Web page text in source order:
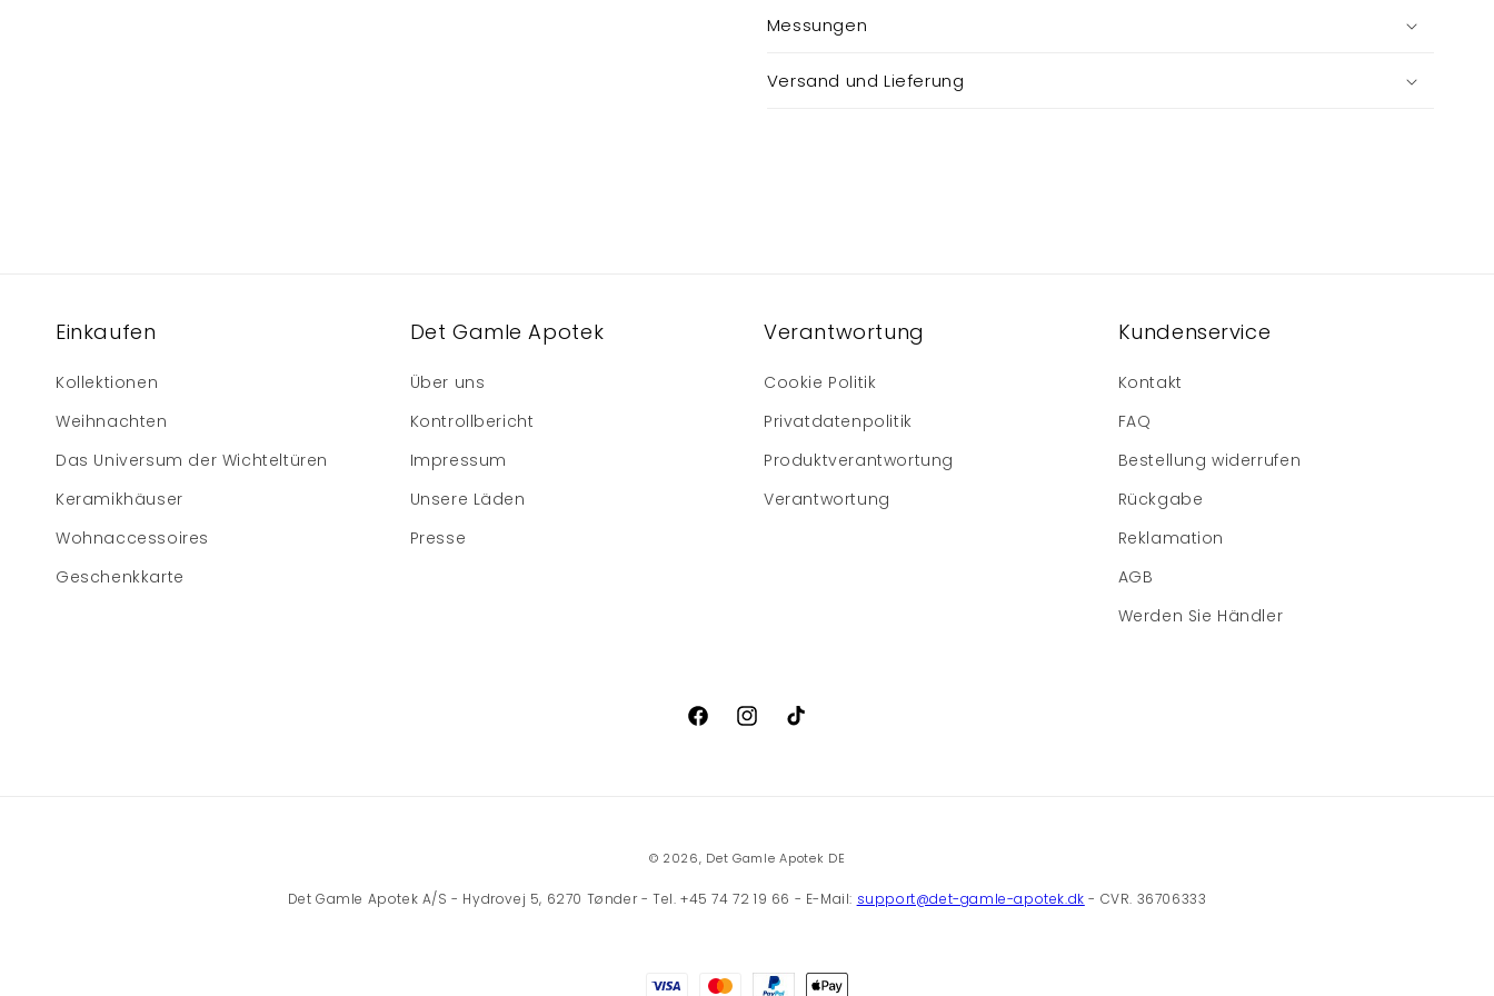
Messungen
Versand und Lieferung
Einkaufen
Kollektionen
Weihnachten
Das Universum der Wichteltüren
Keramikhäuser
Wohnaccessoires
Geschenkkarte
Det Gamle Apotek
Über uns
Kontrollbericht
Impressum
Unsere Läden
Presse
Verantwortung
Cookie Politik
Privatdatenpolitik
Produktverantwortung
Verantwortung
Kundenservice
Kontakt
FAQ
Bestellung widerrufen
Rückgabe
Reklamation
AGB
Werden Sie Händler
FacebookInstagram
TikTok
© 2026, Det Gamle Apotek DE
Det Gamle Apotek A/S - Hydrovej 5, 6270 Tønder - Tel. +45 74 72 19 66 - E-Mail: support@det-gamle-apotek.dk - CVR. 36706333